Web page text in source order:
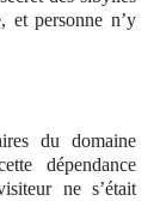
et personne n’y
du domaine
dépendance
ne s’était